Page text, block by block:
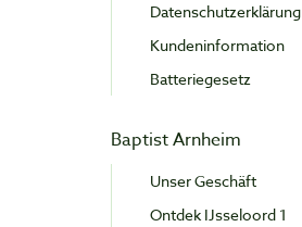
Datenschutzerklärung
Kundeninformation
Batteriegesetz
Baptist Arnheim
Unser Geschäft
Ontdek IJsseloord 1